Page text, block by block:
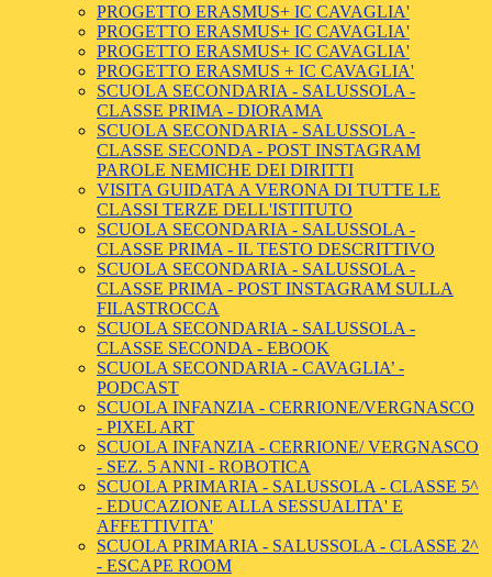
PROGETTO ERASMUS+ IC CAVAGLIA'
PROGETTO ERASMUS+ IC CAVAGLIA'
PROGETTO ERASMUS+ IC CAVAGLIA'
PROGETTO ERASMUS + IC CAVAGLIA'
SCUOLA SECONDARIA - SALUSSOLA -
CLASSE PRIMA - DIORAMA
SCUOLA SECONDARIA - SALUSSOLA -
CLASSE SECONDA - POST INSTAGRAM
PAROLE NEMICHE DEI DIRITTI
VISITA GUIDATA A VERONA DI TUTTE LE
CLASSI TERZE DELL'ISTITUTO
SCUOLA SECONDARIA - SALUSSOLA -
CLASSE PRIMA - IL TESTO DESCRITTIVO
SCUOLA SECONDARIA - SALUSSOLA -
CLASSE PRIMA - POST INSTAGRAM SULLA
FILASTROCCA
SCUOLA SECONDARIA - SALUSSOLA -
CLASSE SECONDA - EBOOK
SCUOLA SECONDARIA - CAVAGLIA’ -
PODCAST
SCUOLA INFANZIA - CERRIONE/VERGNASCO
- PIXEL ART
SCUOLA INFANZIA - CERRIONE/ VERGNASCO
- SEZ. 5 ANNI - ROBOTICA
SCUOLA PRIMARIA - SALUSSOLA - CLASSE 5^
- EDUCAZIONE ALLA SESSUALITA' E
AFFETTIVITA'
SCUOLA PRIMARIA - SALUSSOLA - CLASSE 2^
- ESCAPE ROOM